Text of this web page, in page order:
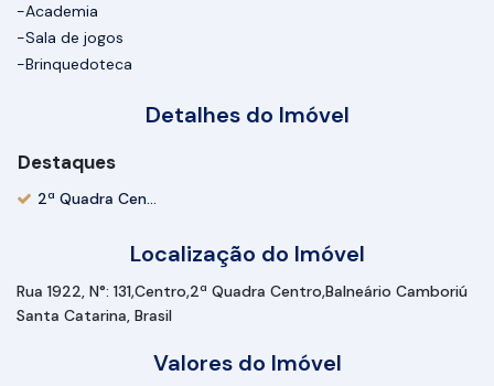
-Academia
-Sala de jogos
-Brinquedoteca
Detalhes do Imóvel
Destaques
2ª Quadra Centro
Localização do Imóvel
Rua 1922, N°: 131Centro 2ª Quadra Centro Balneário Camboriú
Santa Catarina, Brasil
Valores do Imóvel